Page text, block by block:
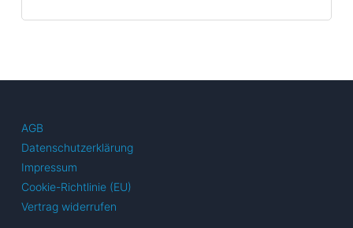
AGB
Datenschutzerklärung
Impressum
Cookie-Richtlinie (EU)
Vertrag widerrufen